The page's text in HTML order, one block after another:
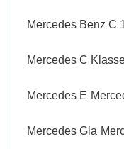
Mercedes Benz C
Mercedes C
Mercedes E
Mercedes Gla